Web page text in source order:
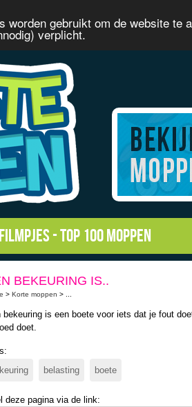
gebruikt om de website te
verplicht.
-Top 100 moppen
BEKEURING IS..
> Korte moppen > ...
bekeuring is een boete voor iets dat je fout
doet.
belasting boete
deze pagina via de link: